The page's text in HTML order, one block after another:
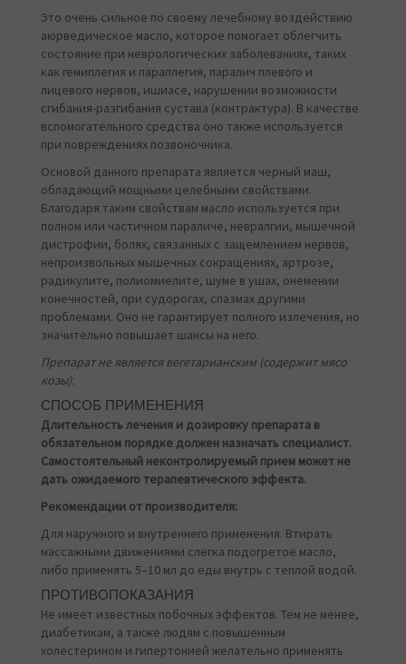
Это очень сильное по своему лечебному воздействию
аюрведическое масло, которое помогает облегчить
состояние при неврологических заболеваниях, таких
как гемиплегия и параплегия, паралич плевого и
лицевого нервов, ишиасе, нарушении возможности
сгибания-разгибания сустава (контрактура). В качестве
вспомогательного средства оно также используется
при повреждениях позвоночника.
Основой данного препарата является черный маш,
обладающий мощными целебными свойствами.
Благодаря таким свойствам масло используется при
полном или частичном параличе, невралгии, мышечной
дистрофии, болях, связанных с защемлением нервов,
непроизвольных мышечных сокращениях, артрозе,
радикулите, полиомиелите, шуме в ушах, онемении
конечностей, при судорогах, спазмах другими
проблемами. Оно не гарантирует полного излечения, но
значительно повышает шансы на него.
Препарат не является вегетарианским (содержит мясо
козы).
СПОСОБ ПРИМЕНЕНИЯ
Длительность лечения и дозировку препарата в
обязательном порядке должен назначать специалист.
Самостоятельный неконтролируемый прием может не
дать ожидаемого терапевтического эффекта.
Рекомендации от производителя:
Для наружного и внутреннего применения. Втирать
массажными движениями слегка подогретое масло,
либо применять 5–10 мл до еды внутрь с теплой водой.
ПРОТИВОПОКАЗАНИЯ
Не имеет известных побочных эффектов. Тем не менее,
диабетикам, а также людям с повышенным
холестерином и гипертонией желательно применять